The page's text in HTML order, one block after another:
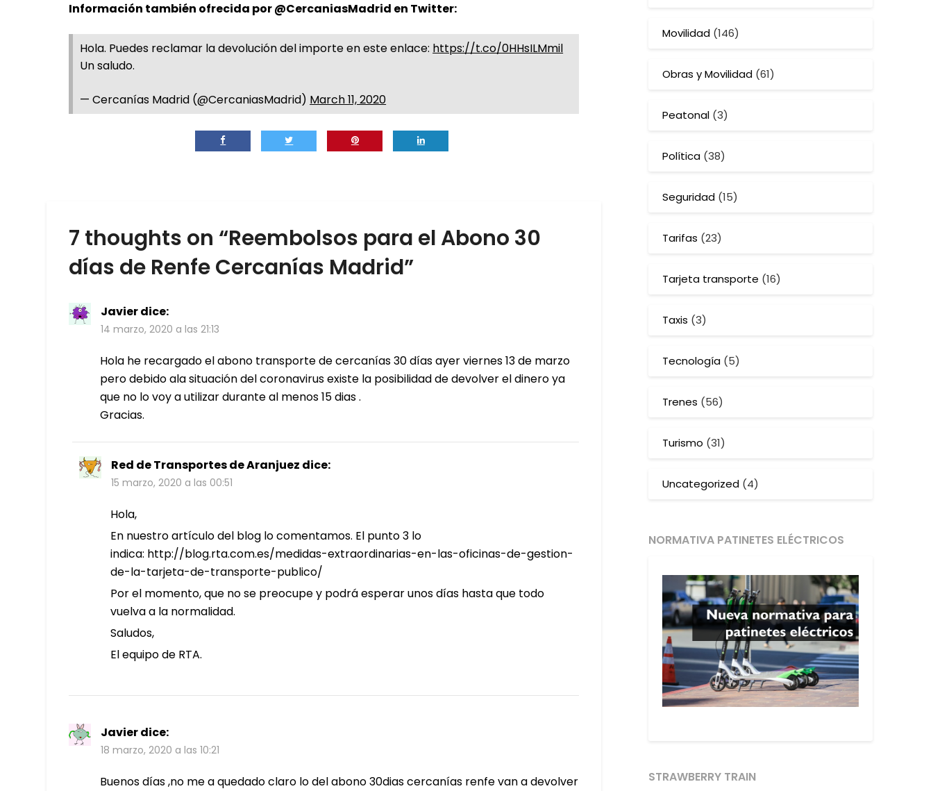
Información también ofrecida por @CercaniasMadrid en Twitter:
Hola. Puedes reclamar la devolución del importe en este enlace: https://t.co/0HHsILMmil
Un saludo.
— Cercanías Madrid (@CercaniasMadrid) March 11, 2020
7 thoughts on “Reembolsos para el Abono 30
días de Renfe Cercanías Madrid”
Javierdice:
14 marzo, 2020 a las 21:13
Hola he recargado el abono transporte de cercanías 30 días ayer viernes 13 de marzo
pero debido ala situación del coronavirus existe la posibilidad de devolver el dinero ya
que no lo voy a utilizar durante al menos 15 dias .
Gracias.
Red de Transportes de Aranjuez dice:
15 marzo, 2020 a las 00:51
Hola,
En nuestro artículo del blog lo comentamos. El punto 3 lo
indica: http://blog.rta.com.es/medidas-extraordinarias-en-las-oficinas-de-gestion-
de-la-tarjeta-de-transporte-publico/
Por el momento, que no se preocupe y podrá esperar unos días hasta que todo
vuelva a la normalidad.
Saludos,
El equipo de RTA.
Javierdice:
18 marzo, 2020 a las 10:21
Buenos días ,no me a quedado claro lo del abono 30dias cercanías renfe van a devolver
Movilidad(146)
Obras y Movilidad(61)
Peatonal(3)
Política(38)
Seguridad(15)
Tarifas (23)
Tarjeta transporte (16)
Taxis (3)
Tecnología(5)
Trenes (56)
Turismo (31)
Uncategorized(4)
NORMATIVA PATINETES ELÉCTRICOS
STRAWBERRY TRAIN